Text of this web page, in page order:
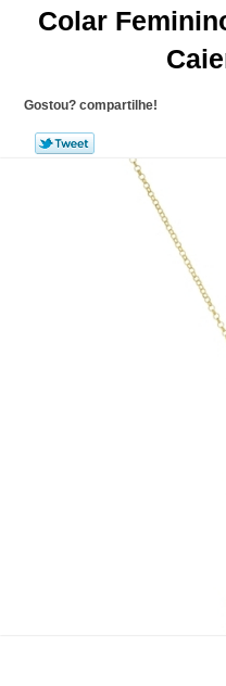
Colar
Gostou? compartilhe!